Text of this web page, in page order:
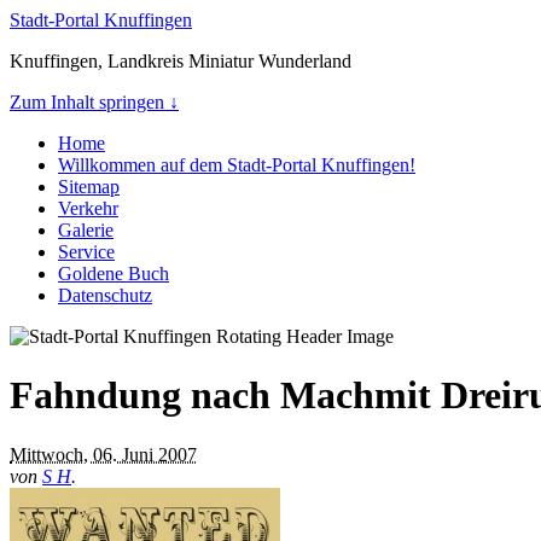
Stadt-Portal Knuffingen
Knuffingen, Landkreis Miniatur Wunderland
Zum Inhalt springen ↓
Home
Willkommen auf dem Stadt-Portal Knuffingen!
Sitemap
Verkehr
Galerie
Service
Goldene Buch
Datenschutz
Fahndung nach Machmit
Mittwoch, 06. Juni 2007
von S H.